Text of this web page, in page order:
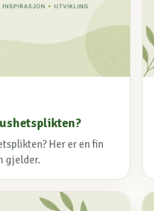
Her er en fin
gjelder.